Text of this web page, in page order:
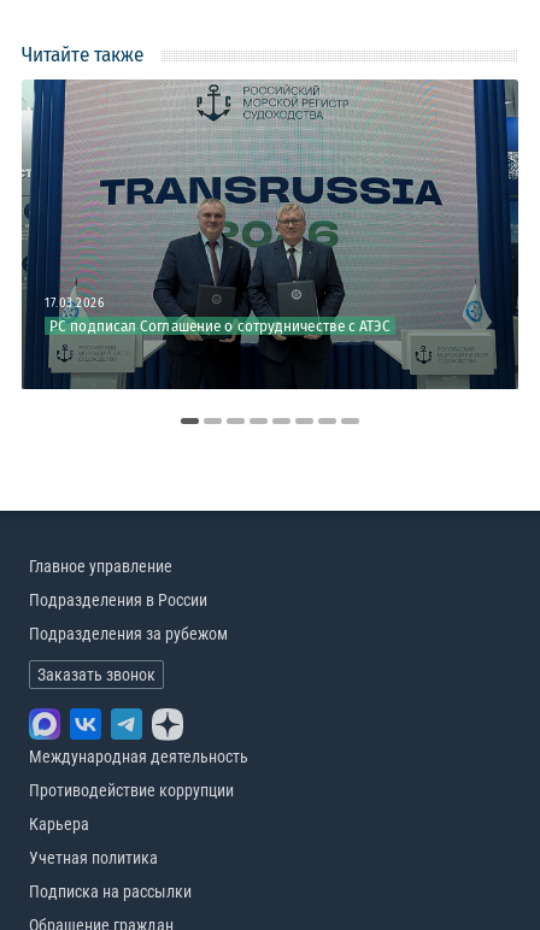
Читайте также
17.03.2026
РС подписал Соглашение о сотрудничестве с АТЭС
Главное управление
Подразделения в России
Подразделения за рубежом
Заказать звонок
Международная деятельность
Противодействие коррупции
Карьера
Учетная политика
Подписка на рассылки
Обращение граждан